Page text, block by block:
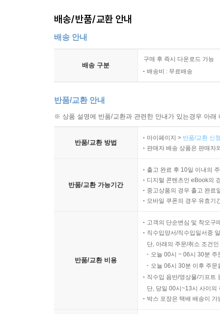
궁핍한 시절에 드러나는 우정의 깊이 ― 「궁핍한
아무런 병 없는 속물들이 판치는 세상의 외곽 지
통해 분명히 보여 준다.
안에 이틀 양식을 갖춰 놓은 처지도 아닐 텐데
높여 노래 부르며 남을 깔보듯 꾸짖고는 껄껄 웃
불과하겠습니까?” ― 「궁핍한 날의 벗」 중에서
박제가는 벌열 가문과 세속적 인간들 사이에서
마음속에 가득 찬 비애의 언어로 묘사했다. 조선
박제가는 좌고우면하며 남의 눈치를 살피고 우
당돌한 품성이었다. 그의 산문에는 현실을 꿰뚫
동시에 변통을 모르는 유자(儒者)의 완고함을 질
문장의 눈꺼풀이 단단하게 붙어 있다. … 그들이
배송/반품/교환 안내
배송 안내
배송 구분
구매 후 즉시 다운로드 가능
배송비 : 무료배송
반품/교환 안내
※ 상품 설명에 반품/교환과 관련한 안내가 있는경우 아
반품/교환 방법
마이페이지 > 반품/교환 신
판매자 배송 상품은 판매자
반품/교환 가능기간
출고 완료 후 10일 이내의
디지털 콘텐츠인 eBook의
중고상품의 경우 출고 완료
모바일 쿠폰의 경우 유효기
반품/교환 비용
고객의 단순변심 및 착오구
직수입양서/직수입일서중
단, 아래의 주문/취소 조건
오늘 00시 ~ 06시 30분
오늘 06시 30분 이후 주
직수입 음반/영상물/기프트
단, 당일 00시~13시 사이의
박스 포장은 택배 배송이